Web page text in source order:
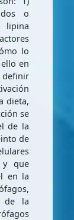
o
lipina
lo
en
definir
dieta,
se
de la
de
y que
en la
de la